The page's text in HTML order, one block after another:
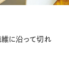
維に沿って切れ